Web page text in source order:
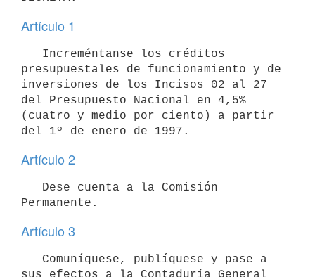
Artículo 1
presupuestales de funcionamiento y de
inversiones de los Incisos 02 al 27
del Presupuesto Nacional en 4,5%
(cuatro y medio por ciento) a partir
Artículo 2
Artículo 3